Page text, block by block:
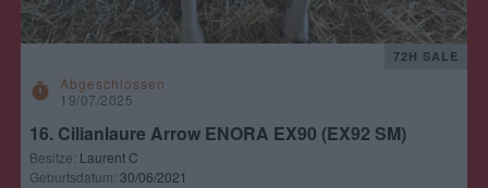
timer
Abgeschlossen
19/07/2025
72H SALE
16. Cilianlaure Arrow ENORA EX90 (EX92 SM)
Besitze: Laurent C
Geburtsdatum: 30/06/2021